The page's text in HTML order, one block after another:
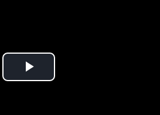
Play Video